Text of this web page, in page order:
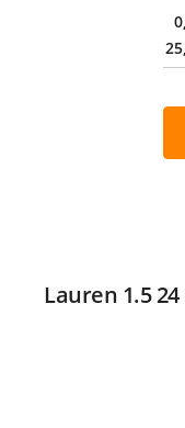
Lauren 1.5